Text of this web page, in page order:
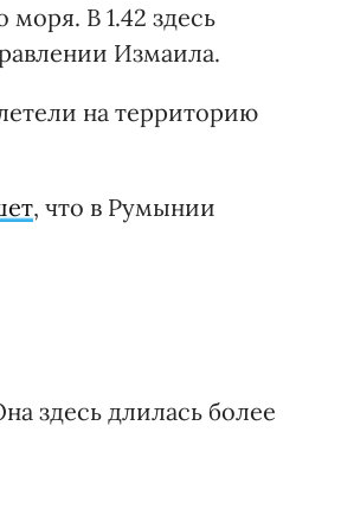
В 1.42 здесь
Измаила.
на территорию
, что в Румынии
здесь длилась более